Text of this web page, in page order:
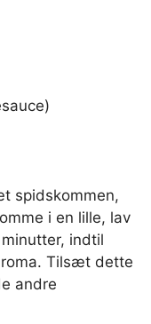
spidskommen,
i en lille, lav
indtil
Tilsæt dette
andre